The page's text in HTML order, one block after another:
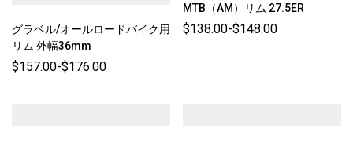
グラベル/オールロードバイク用
リム 外幅36mm
$157.00-$176.00
MTB（AM）リム 27.5ER
$138.00-$148.00